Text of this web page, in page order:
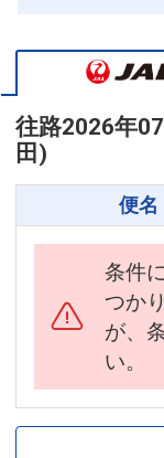
往路2026年
田)
便名
条件
つか
が、
い。